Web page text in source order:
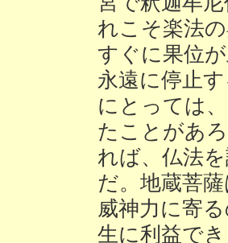
れこそ楽法
すぐに果位
永遠に停止
にとっては
たことがあ
れば、仏法
だ。地蔵菩
威神力に寄
生に利益で